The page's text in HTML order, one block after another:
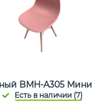
BMH-A305